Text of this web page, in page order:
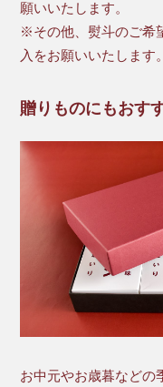
願いいたします。
※その他、熨斗のご希
入をお願いいたします。
贈りものにもおす
お中元やお歳暮などの